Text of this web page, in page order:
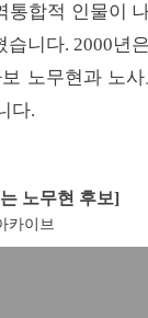
합적 인물이
니다. 2000년
노무현과 노
다.
노무현 후보]
카이브